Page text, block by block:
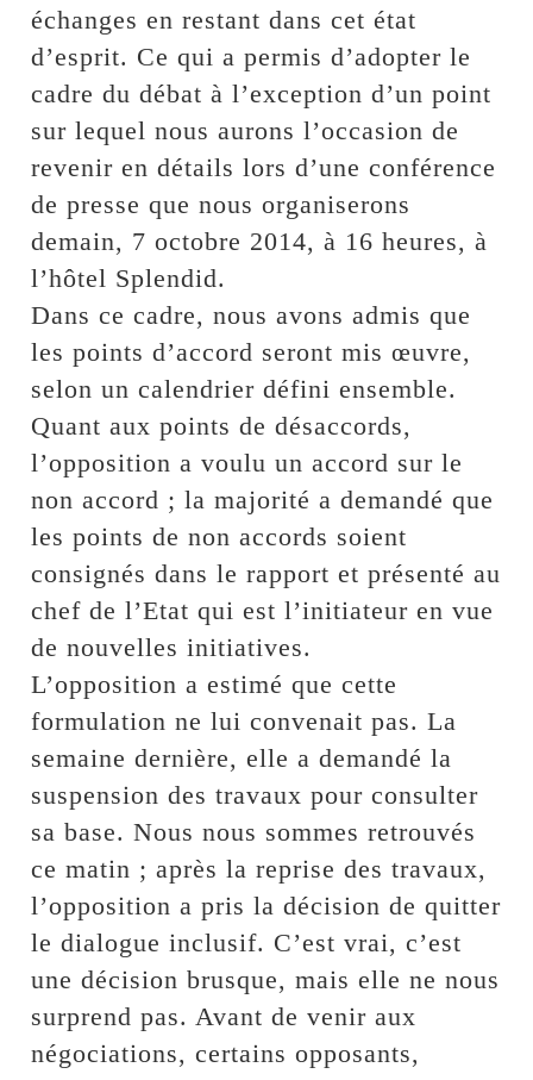
échanges en restant dans cet état
d’esprit. Ce qui a permis d’adopter le
cadre du débat à l’exception d’un point
sur lequel nous aurons l’occasion de
revenir en détails lors d’une conférence
de presse que nous organiserons
demain, 7 octobre 2014, à 16 heures, à
l’hôtel Splendid.
Dans ce cadre, nous avons admis que
les points d’accord seront mis œuvre,
selon un calendrier défini ensemble.
Quant aux points de désaccords,
l’opposition a voulu un accord sur le
non accord ; la majorité a demandé que
les points de non accords soient
consignés dans le rapport et présenté au
chef de l’Etat qui est l’initiateur en vue
de nouvelles initiatives.
L’opposition a estimé que cette
formulation ne lui convenait pas. La
semaine dernière, elle a demandé la
suspension des travaux pour consulter
sa base. Nous nous sommes retrouvés
ce matin ; après la reprise des travaux,
l’opposition a pris la décision de quitter
le dialogue inclusif. C’est vrai, c’est
une décision brusque, mais elle ne nous
surprend pas. Avant de venir aux
négociations, certains opposants,